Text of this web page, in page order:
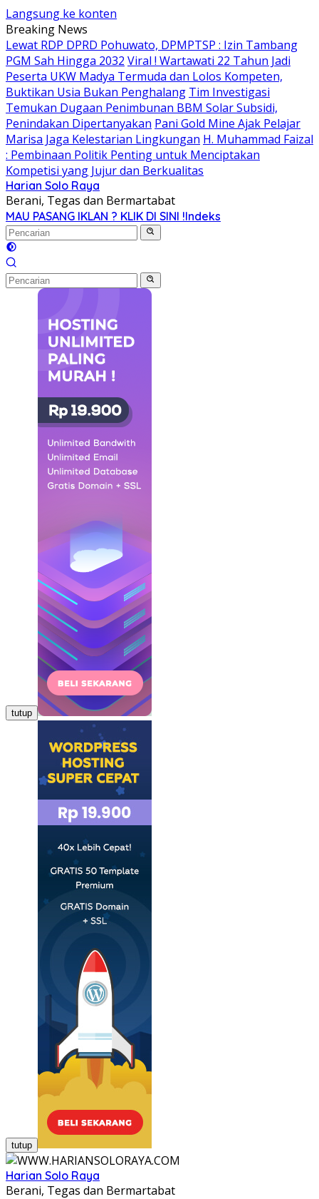
Langsung ke konten
Breaking News
Lewat RDP DPRD Pohuwato, DPMPTSP : Izin Tambang
PGM Sah Hingga 2032 Viral ! Wartawati 22 Tahun Jadi
Peserta UKW Madya Termuda dan Lolos Kompeten,
Buktikan Usia Bukan Penghalang Tim Investigasi
Temukan Dugaan Penimbunan BBM Solar Subsidi,
Penindakan Dipertanyakan Pani Gold Mine Ajak Pelajar
Marisa Jaga Kelestarian Lingkungan H. Muhammad Faizal
: Pembinaan Politik Penting untuk Menciptakan
Kompetisi yang Jujur dan Berkualitas
Harian Solo Raya
Berani, Tegas dan Bermartabat
MAU PASANG IKLAN ? KLIK DI SINI !Indeks
tutup
tutup
Harian Solo Raya
Berani, Tegas dan Bermartabat